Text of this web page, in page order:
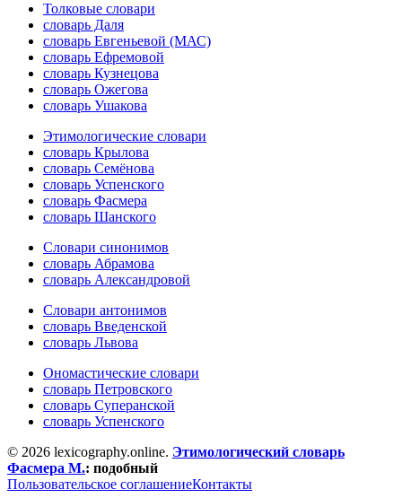
Толковые словари
словарь Даля
словарь Евгеньевой (МАС)
словарь Ефремовой
словарь Кузнецова
словарь Ожегова
словарь Ушакова
Этимологические словари
словарь Крылова
словарь Семёнова
словарь Успенского
словарь Фасмера
словарь Шанского
Словари синонимов
словарь Абрамова
словарь Александровой
Словари антонимов
словарь Введенской
словарь Львова
Ономастические словари
словарь Петровского
словарь Суперанской
словарь Успенского
© 2026 lexicography.online. Этимологический словарь
Фасмера М.: подобный
Пользовательское соглашениеКонтакты